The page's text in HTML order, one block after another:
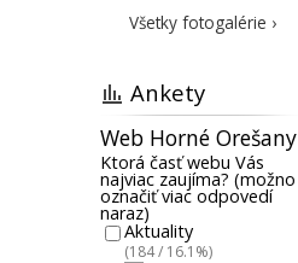
Všetky fotogalérie ›
Ankety
Web Horné Orešany
Ktorá časť webu Vás
najviac zaujíma? (možno
označiť viac odpovedí
naraz)
Aktuality
(184 / 16.1%)